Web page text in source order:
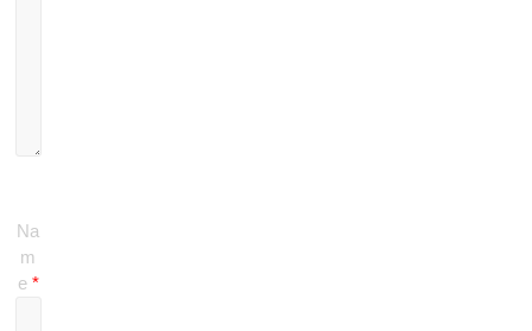
Na
m
e *